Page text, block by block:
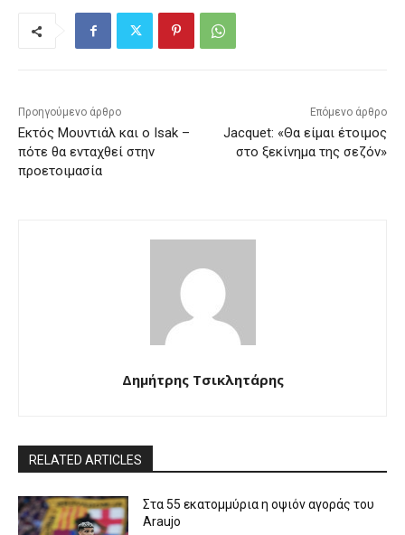
Προηγούμενο άρθρο
Εκτός Μουντιάλ και ο Isak –
πότε θα ενταχθεί στην
προετοιμασία
Επόμενο άρθρο
Jacquet: «Θα είμαι έτοιμος
στο ξεκίνημα της σεζόν»
Δημήτρης Τσικλητάρης
RELATED ARTICLES
Στα 55 εκατομμύρια η οψιόν αγοράς του
Araujo